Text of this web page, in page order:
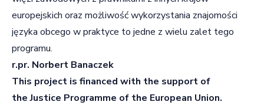
europejskich oraz możliwość wykorzystania znajomości
języka obcego w praktyce to jedne z wielu zalet tego
programu.
r.pr. Norbert Banaczek
This project is financed with the support of
the Justice Programme of the European Union.